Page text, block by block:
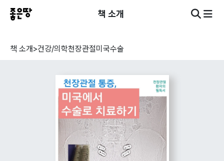
책 소개
책 소개>건강/의학천장관절미국수술